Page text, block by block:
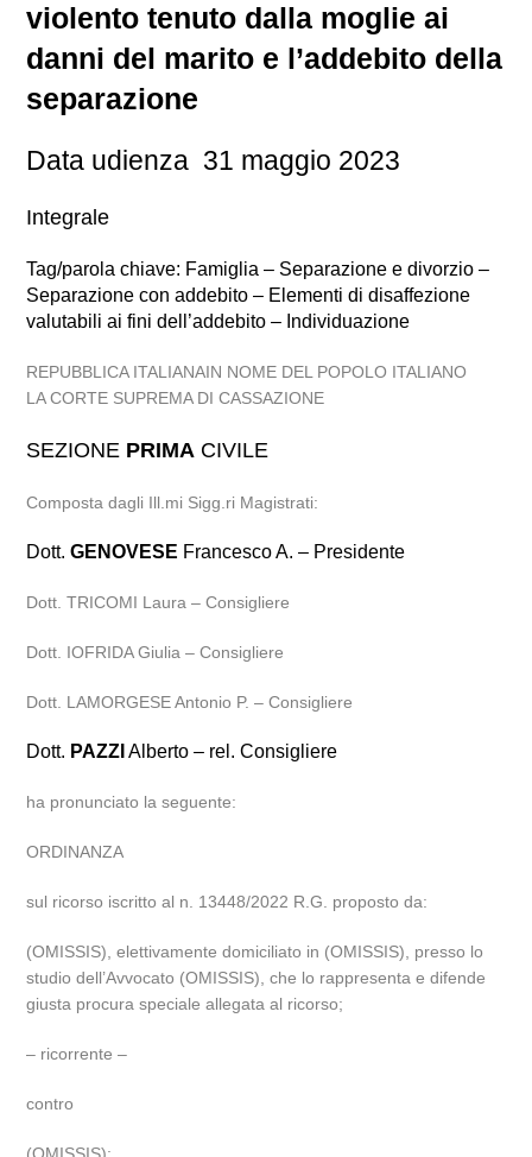
violento tenuto dalla moglie ai
danni del marito e l’addebito della
separazione
Data udienza 31 maggio 2023
Integrale
Tag/parola chiave: Famiglia – Separazione e divorzio –
Separazione con addebito – Elementi di disaffezione
valutabili ai fini dell’addebito – Individuazione
REPUBBLICA ITALIANAIN NOME DEL POPOLO ITALIANO
LA CORTE SUPREMA DI CASSAZIONE
SEZIONE PRIMA CIVILE
Composta dagli Ill.mi Sigg.ri Magistrati:
Dott.GENOVESE Francesco A. – Presidente
Dott. TRICOMI Laura – Consigliere
Dott. IOFRIDA Giulia – Consigliere
Dott. LAMORGESE Antonio P. – Consigliere
Dott. PAZZI Alberto – rel. Consigliere
ha pronunciato la seguente:
ORDINANZA
sul ricorso iscritto al n. 13448/2022 R.G. proposto da:
(OMISSIS), elettivamente domiciliato in (OMISSIS), presso lo
studio dell’Avvocato (OMISSIS), che lo rappresenta e difende
giusta procura speciale allegata al ricorso;
– ricorrente –
contro